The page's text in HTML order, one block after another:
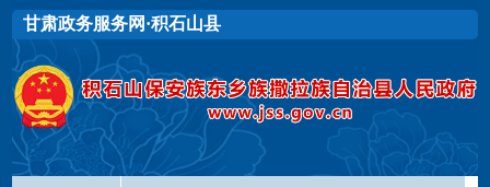
甘肃政务服务网·积石山县